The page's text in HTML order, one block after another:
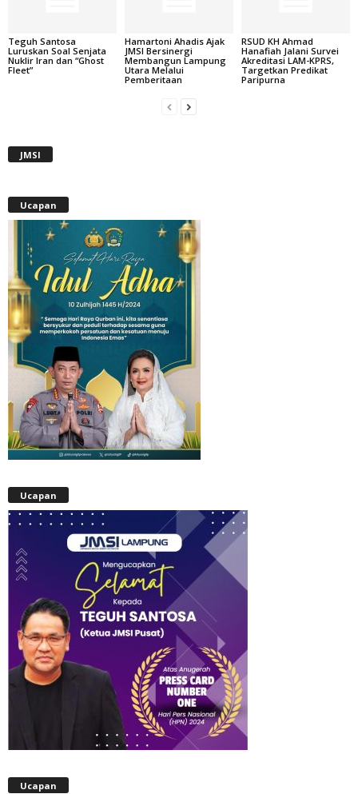
Teguh Santosa
Luruskan Soal Senjata
Nuklir Iran dan “Ghost
Fleet”
Hamartoni Ahadis Ajak
JMSI Bersinergi
Membangun Lampung
Utara Melalui
Pemberitaan
RSUD KH Ahmad
Hanafiah Jalani Survei
Akreditasi LAM-KPRS,
Targetkan Predikat
Paripurna
JMSI
Ucapan
Ucapan
Ucapan